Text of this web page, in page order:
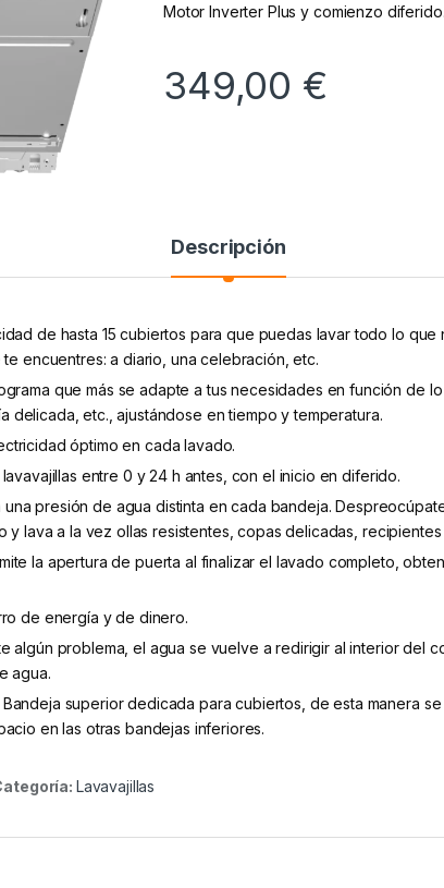
Motor Inverter Plus y comienzo diferido.
349,00 €
Descripción
de hasta 15 cubiertos para que puedas lavar todo lo
encuentres: a diario, una celebración, etc.
que más se adapte a tus necesidades en función de
delicada, etc., ajustándose en tiempo y temperatura.
óptimo en cada lavado.
entre 0 y 24 h antes, con el inicio en diferido.
una presión de agua distinta en cada bandeja.
y lava a la vez ollas resistentes, copas delicadas,
la apertura de puerta al finalizar el lavado completo,
de energía y de dinero.
algún problema, el agua se vuelve a redirigir al interior del
agua.
superior dedicada para cubiertos, de esta manera
en las otras bandejas inferiores.
Lavavajillas